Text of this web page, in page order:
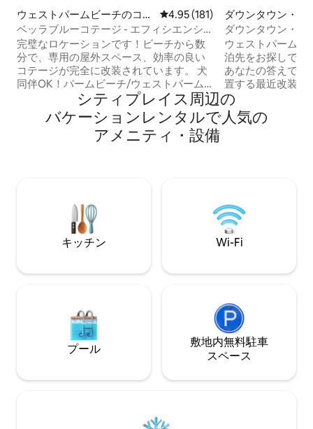
ウェストパームビーチのコテ
ージ
レビュー181件、5つ星中4.95つ
4.95 (181)
ベッラブルーコテージ - エフィシエンシ
ー
完璧なロケーションです！ビーチから数
分で、専用の屋外スペース、効率の良い
コテージが完全に改装されています。 犬
同伴OK！パームビーチ/ウェストパーム
のダウンタウンまでは無料の送迎サービ
スがあります。 ビーチまで車で10分、ダ
ウンタウンから数分、シティプレイス
（0.2マイル）とクラビスセンター（0.4
チンとバスルームを備えた改装済みのコ
し式ツインソファ。洗濯機と乾燥機。
ダウンタウン・ウ
ーム・ビーチのマ
アパート
ダウンタウン・ヒ
ウェストパームの
泊先をお探しです
あなたの答えです
置する最近改装さ
は、ローズマリー
ーターフロント
からわずか数歩、
ダーなど、ミッド
ンアイコンがキュ
す。
シティプレイス⁠周⁠辺⁠の
バ⁠ケ⁠ー⁠シ⁠ョ⁠ン⁠レ⁠ン⁠タ⁠ル⁠で人⁠気⁠の
ア⁠メ⁠ニ⁠テ⁠ィ⁠・⁠設⁠備
キッチン Wi-Fi
プール
敷地内無料駐⁠車
ス⁠ペ⁠ー⁠ス